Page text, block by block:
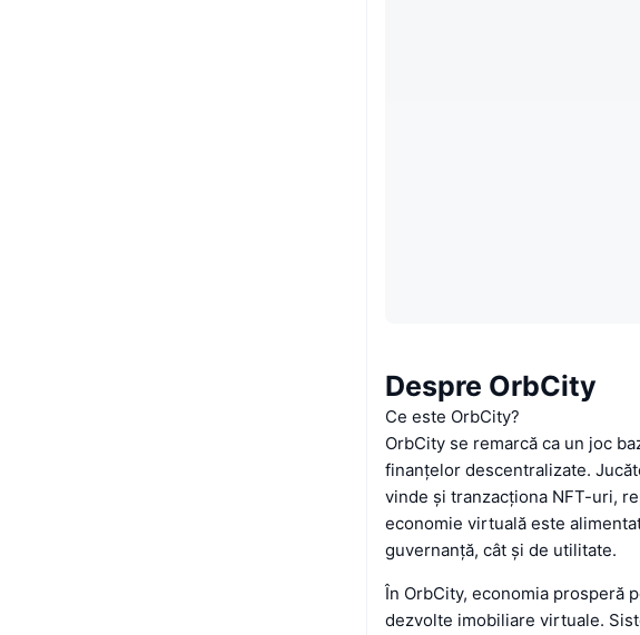
Despre OrbCity
Ce este OrbCity?
OrbCity se remarcă ca un joc
finanțelor descentralizate.
vinde și tranzacționa NFT-uri,
economie virtuală este
guvernanță, cât și de utilitate.
În OrbCity, economia prosperă
dezvolte imobiliare virtuale.